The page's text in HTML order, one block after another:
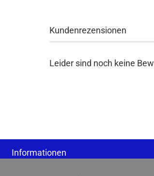
Kundenrezensionen
Leider sind noch keine
Informationen